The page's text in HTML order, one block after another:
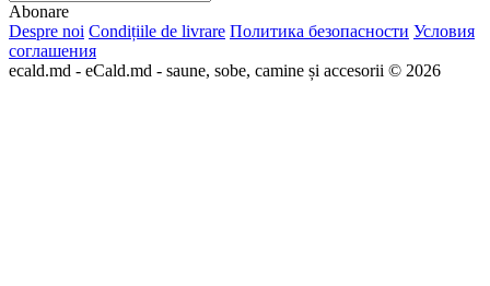
Abonare
Despre noi Condițiile de livrare Политика безопасности Условия
соглашения
ecald.md - eCald.md - saune, sobe, camine și accesorii © 2026